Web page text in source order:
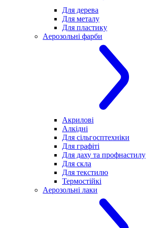
Для дерева
Для металу
Для пластику
Аерозольні фарби
Акрилові
Алкідні
Для cільгосптехніки
Для графіті
Для даху та профнастилу
Для скла
Для текстилю
Термостійкі
Аерозольні лаки